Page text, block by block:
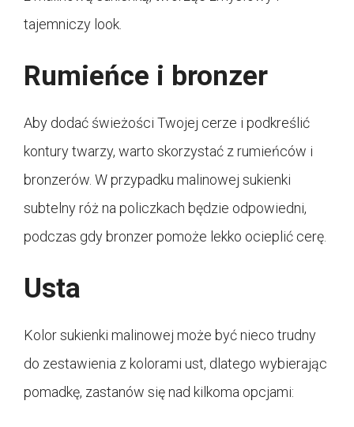
tajemniczy look.
Rumieńce i bronzer
Aby dodać świeżości Twojej cerze i podkreślić
kontury twarzy, warto skorzystać z rumieńców i
bronzerów. W przypadku malinowej sukienki
subtelny róż na policzkach będzie odpowiedni,
podczas gdy bronzer pomoże lekko ocieplić cerę.
Usta
Kolor sukienki malinowej może być nieco trudny
do zestawienia z kolorami ust, dlatego wybierając
pomadkę, zastanów się nad kilkoma opcjami: